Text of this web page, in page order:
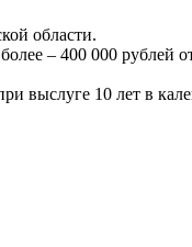
области.
– 400 000
выслуге 10 лет в